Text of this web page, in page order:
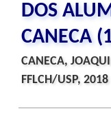
DOS
CANECA
CANECA,
FFLCH/USP, 2018